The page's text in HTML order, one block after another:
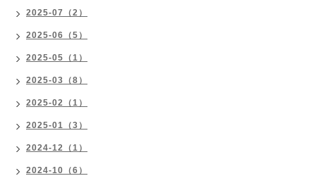
2025-07（2）
2025-06（5）
2025-05（1）
2025-03（8）
2025-02（1）
2025-01（3）
2024-12（1）
2024-10（6）